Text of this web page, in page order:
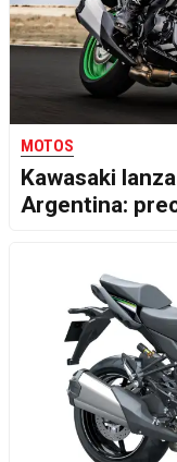
MOTOS
Kawasaki
Argentina: